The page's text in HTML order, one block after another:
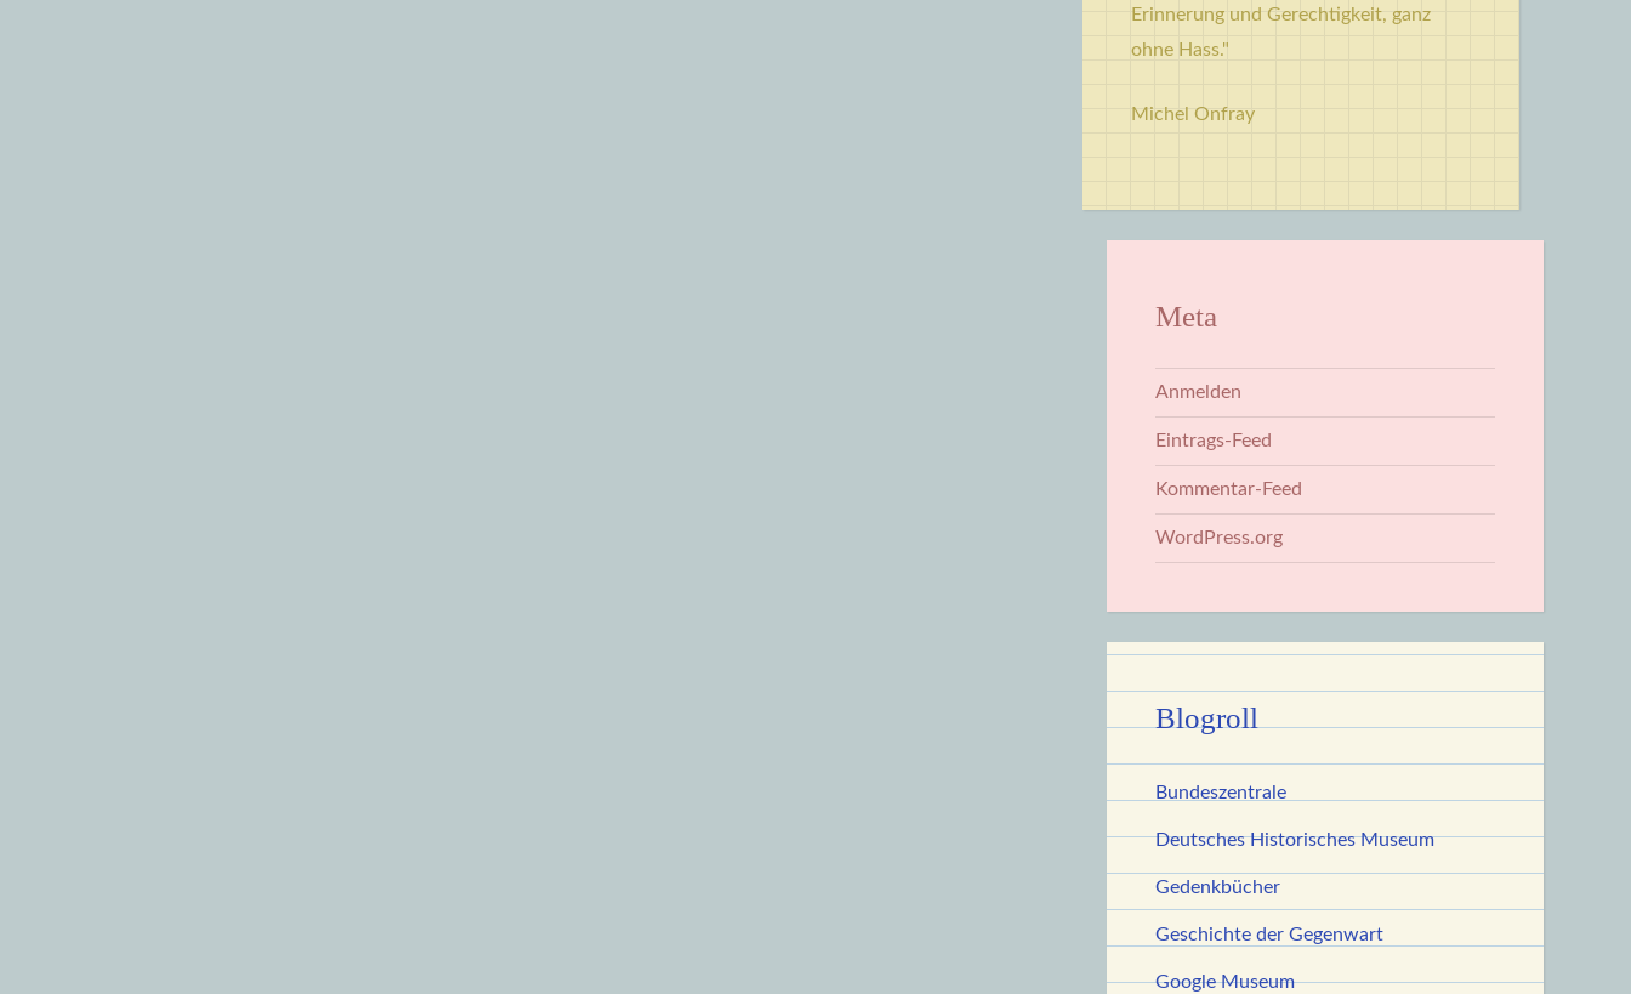
Erinnerung und Gerechtigkeit, ganz
ohne Hass."
Michel Onfray
Meta
Anmelden
Eintrags-Feed
Kommentar-Feed
WordPress.org
Blogroll
Bundeszentrale
Deutsches Historisches Museum
Gedenkbücher
Geschichte der Gegenwart
Google Museum